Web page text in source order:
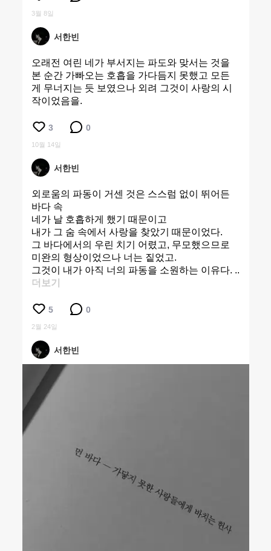
3월 8일
서한빈
오래전 여린 네가 부서지는 파도와 맞서는 것을
본 순간 가빠오는 호흡을 가다듬지 못했고 모든
게 무너지는 듯 보였으나 외려 그것이 사랑의 시
작이었음을.
3 0
10월 14일
서한빈
외로움의 파동이 거센 것은 스스럼 없이 뛰어든
바다 속
네가 날 호흡하게 했기 때문이고
내가 그 숨 속에서 사랑을 찾았기 때문이었다.
그 바다에서의 우린 치기 어렸고, 무모했으므로
미완의 형상이었으나 너는 짙었고.
그것이 내가 아직 너의 파동을 소원하는 이유다. ..
더보기
5 0
2월 24일
서한빈